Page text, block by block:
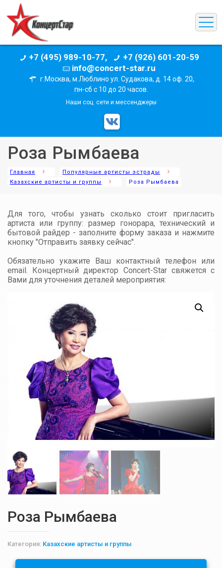
+7 (495) 989-10-77,
+7 (926) 601-20-59
info@concert-star.ru
г.Москва, м.Люблино ул. Судакова, д. 14 оф. 20,
пн-сб с 10 до 20 часов.
Наши соц. сети и мессенджеры
Роза Рымбаева
Главная
Популярные артисты эстрады
Казахские артисты и группы
Роза Рымбаева
Для того, чтобы узнать сколько стоит пригласить
артиста или группу: размер гонорара, технический и
бытовой райдер - заполните форму заказа и нажмите
кнопку "Отправить заявку сейчас".
Обязательно укажите Ваш контактный телефон или
email. Концертный директор Concert-Star свяжется с
Вами для уточнения деталей мероприятия:
Роза Рымбаева
Категория: Казахские артисты и группы